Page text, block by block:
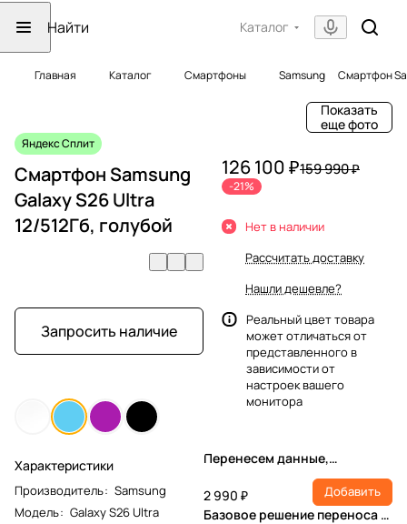
Каталог
Главная Каталог Смартфоны Samsung Смартфон
Показать
еще фото
Яндекс Сплит
Смартфон Samsung
Galaxy S26 Ultra
12/512Гб, голубой
Запросить наличие
Характеристики
Производитель: Samsung
Модель: Galaxy S26 Ultra
126 100 ₽159 990 ₽
-21%
Нет в наличии
Рассчитать доставку
Нашли дешевле?
Реальный цвет товара
может отличаться от
представленного в
зависимости от
настроек вашего
монитора
Перенесем данные,
настроим учетную запись,
установим ПО
2 990 ₽ Добавить
Базовое решение переноса и